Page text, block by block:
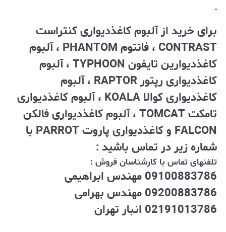
.
برای خرید از آلبوم کاغذدیواری کنتراست
CONTRAST ، فانتوم PHANTOM
، آلبوم
کاغذدیوارین تایفون TYPHOON ، آلبوم
کاغذدیواری رپتور RAPTOR ، آلبوم
کاغذدیواری کوالا KOALA ، آلبوم کاغذدیواری
تامکت TOMCAT ، آلبوم کاغذدیواری فالکن
FALCON و کاغذدیواری پاروت PARROT با
شماره زیر در تماس باشید :
تلفنهای تماس با کارشناسان فروش :
09100883786 مهندس ابراهیمی
09200883786 مهندس بهرامی
02191013786 انبار تهران